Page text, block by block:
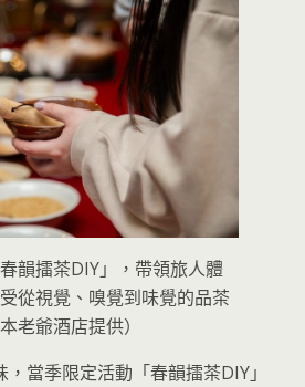
韻擂茶DIY」，帶領旅人體
從視覺、嗅覺到味覺的品茶
老爺酒店提供）
當季限定活動「春韻擂茶DIY」